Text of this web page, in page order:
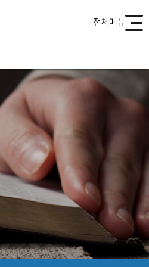
전체메뉴